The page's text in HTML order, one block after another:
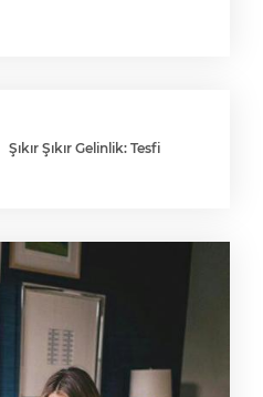
Şıkır Şıkır Gelinlik: Tesfi